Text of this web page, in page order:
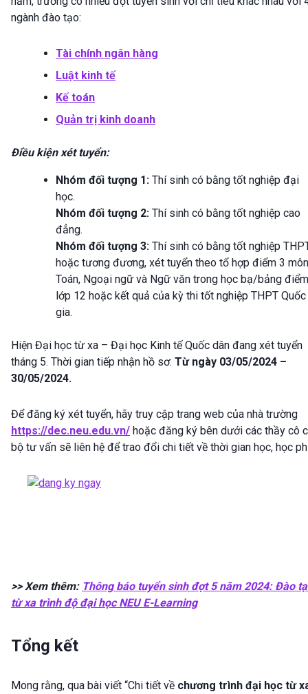
ngành đào tạo:
Tài chính ngân hàng
Luật kinh tế
Kế toán
Quản trị kinh doanh
Điều kiện xét tuyển:
Nhóm đối tượng 1: Thí sinh có bằng tốt nghiệp đại
học.
Nhóm đối tượng 2: Thí sinh có bằng tốt nghiệp cao
đẳng.
Nhóm đối tượng 3: Thí sinh có bằng tốt nghiệp
hoặc tương đương, xét tuyển theo tổ hợp điểm 3 môn
Toán, Ngoại ngữ và Ngữ văn trong học bạ/bảng điểm
lớp 12 hoặc kết quả của kỳ thi tốt nghiệp THPT Quốc
gia.
Hiện Đại học từ xa – Đại học Kinh tế Quốc dân đang xét tuyển
tháng 5. Thời gian tiếp nhận hồ sơ: Từ ngày 03/05/2024 –
30/05/2024.
Để đăng ký xét tuyển, hãy truy cập trang web của nhà trường
https://dec.neu.edu.vn/ hoặc đăng ký bên dưới các thầy cô
bộ tư vấn sẽ liên hệ để trao đổi chi tiết về thời gian học, học
>> Xem thêm: Thông báo tuyển sinh đợt 5 năm 2024: Đào
từ xa trình độ đại học NEU E-Learning
Tổng kết
Mong rằng, qua bài viết “Chi tiết về chương trình đại học từ